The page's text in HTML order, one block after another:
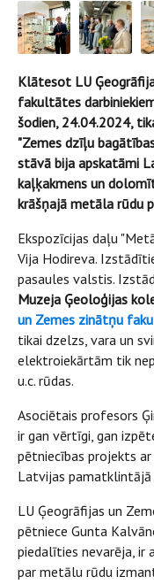
Klātesot LU
fakultātes
šodien, 24.04.2024,
"Zemes dzīļu
stāvā bija apskatāmi
kaļķakmens un
krāšņajā metāla rūdu
Ekspozīcijas daļu
Vija Hodireva.
pasaules valstis.
Muzeja Ģeoloģijas
un Zemes zinātņu
tikai dzelzs, vara un
elektroiekārtām tik
u.c. rūdas.
Asociētais profesors
ir gan vērtīgi, gan
pētniecības projekts
Latvijas pamatklintājā
LU Ģeogrāfijas un
pētniece Gunta
piedalīties nevarēja, ir
par metālu rūdu